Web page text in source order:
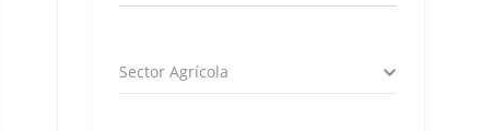
Sector Agrícola